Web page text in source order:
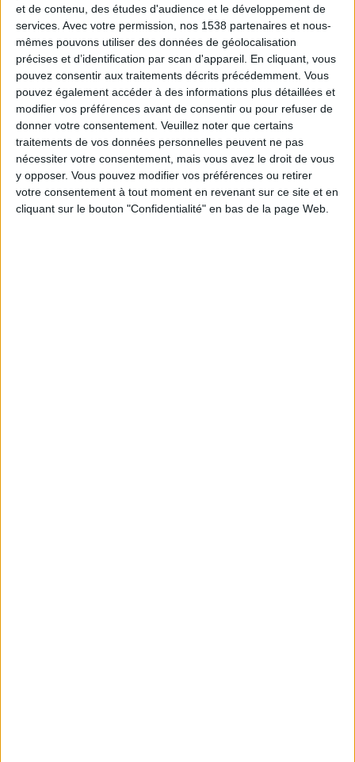
et de contenu, des études d'audience et le développement de
services. Avec votre permission, nos 1538 partenaires et nous-
mêmes pouvons utiliser des données de géolocalisation
précises et d’identification par scan d'appareil. En cliquant, vous
pouvez consentir aux traitements décrits précédemment. Vous
pouvez également accéder à des informations plus détaillées et
modifier vos préférences avant de consentir ou pour refuser de
donner votre consentement. Veuillez noter que certains
traitements de vos données personnelles peuvent ne pas
nécessiter votre consentement, mais vous avez le droit de vous
y opposer. Vous pouvez modifier vos préférences ou retirer
votre consentement à tout moment en revenant sur ce site et en
cliquant sur le bouton "Confidentialité" en bas de la page Web.
Combien de kilos souhaitez-vous perdre ?
Moins de
5 kilos
De 5 à 10
kilos
Plus de
10 kilos
Service-client & Motivation Voir tout
Les équipes du Service-client et de la
Communauté Savoir Maigrir vous aident
chaque semaine à vous rapprocher